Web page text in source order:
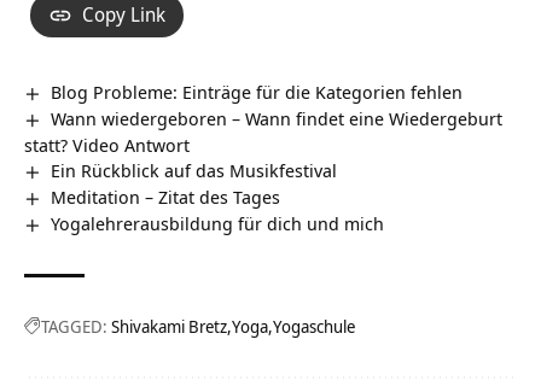
Copy Link
Blog Probleme: Einträge für die Kategorien fehlen
Wann wiedergeboren – Wann findet eine Wiedergeburt
statt? Video Antwort
Ein Rückblick auf das Musikfestival
Meditation – Zitat des Tages
Yogalehrerausbildung für dich und mich
TAGGED: Shivakami Bretz Yoga Yogaschule